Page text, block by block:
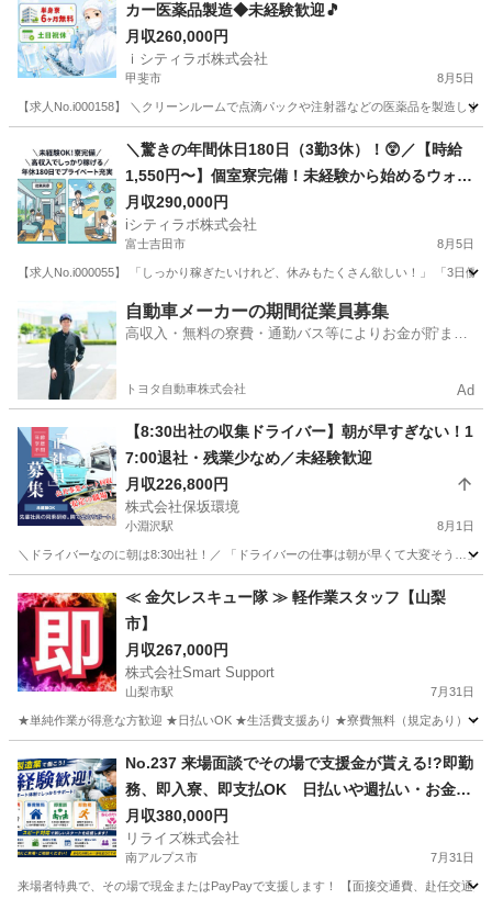
カー医薬品製造◆未経験歓迎🎵
月収260,000円
ｉシティラボ株式会社
甲斐市 8月5日
【求人No.i000158】 ＼クリーンルームで点滴パックや注射器などの医薬品を製造し
その他 未経験
＼驚きの年間休日180日（3勤3休）！😲／【時給
1,550円〜】個室寮完備！未経験から始めるウォー
ターサーバー用お水の製造・検査🚰
月収290,000円
iシティラボ株式会社
富士吉田市 8月5日
【求人No.i000055】 「しっかり稼ぎたいけれど、休みもたくさん欲しい！」 「3日
富士吉田市 その他 未経験
自動車メーカーの期間従業員募集
高収入・無料の寮費・通勤バス等によりお金が貯まり
トヨタ自動車株式会社 Ad
【8:30出社の収集ドライバー】朝が早すぎない！1
7:00退社・残業少なめ／未経験歓迎
月収226,800円
株式会社保坂環境
小淵沢駅 8月1日
＼ドライバーなのに朝は8:30出社！／ 「ドライバーの仕事は朝が早くて大変そう…」
小淵沢駅
≪ 金欠レスキュー隊 ≫ 軽作業スタッフ【山梨
市】
月収267,000円
株式会社Smart Support
山梨市駅 7月31日
★単純作業が得意な方歓迎 ★日払いOK ★生活費支援あり ★寮費無料（規定あり） ★
その他 単純作業
No.237 来場面談でその場で支援金が貰える!?即勤
務、即入寮、即支払OK 日払いや週払い・お金住
む場所に困ってる方必見の案件です！簡単な電子
部品の製造・加工のお仕事♪
月収380,000円
リライズ株式会社
南アルプス市 7月31日
来場者特典で、その場で現金またはPayPayで支援します！ 【面接交通費、赴任交通